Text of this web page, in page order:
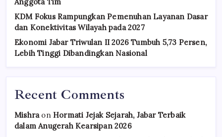
KDM Fokus Rampungkan Pemenuhan Layanan Dasar
dan Konektivitas Wilayah pada 2027
Ekonomi Jabar Triwulan II 2026 Tumbuh 5,73 Persen,
Lebih Tinggi Dibandingkan Nasional
Recent Comments
Mishraon Hormati Jejak Sejarah, Jabar Terbaik
dalam Anugerah Kearsipan 2026